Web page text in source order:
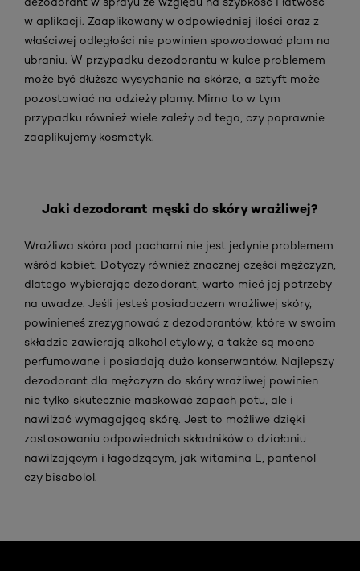
w aplikacji. Zaaplikowany w odpowiedniej ilości oraz z
właściwej odległości nie powinien spowodować plam na
ubraniu. W przypadku dezodorantu w kulce problemem
może być dłuższe wysychanie na skórze, a sztyft może
pozostawiać na odzieży plamy. Mimo to w tym
przypadku również wiele zależy od tego, czy poprawnie
zaaplikujemy kosmetyk.
Jaki dezodorant męski do skóry wrażliwej?
Wrażliwa skóra pod pachami nie jest jedynie problemem
wśród kobiet. Dotyczy również znacznej części mężczyzn,
dlatego wybierając dezodorant, warto mieć jej potrzeby
na uwadze. Jeśli jesteś posiadaczem wrażliwej skóry,
powinieneś zrezygnować z dezodorantów, które w swoim
składzie zawierają alkohol etylowy, a także są mocno
perfumowane i posiadają dużo konserwantów. Najlepszy
dezodorant dla mężczyzn do skóry wrażliwej powinien
nie tylko skutecznie maskować zapach potu, ale i
nawilżać wymagającą skórę. Jest to możliwe dzięki
zastosowaniu odpowiednich składników o działaniu
nawilżającym i łagodzącym, jak witamina E, pantenol
czy bisabolol.